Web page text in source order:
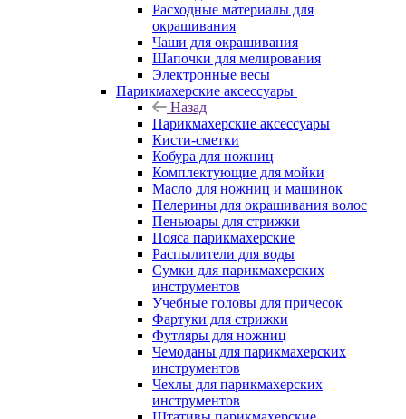
Расходные материалы для
окрашивания
Чаши для окрашивания
Шапочки для мелирования
Электронные весы
Парикмахерские аксессуары
Назад
Парикмахерские аксессуары
Кисти-сметки
Кобура для ножниц
Комплектующие для мойки
Масло для ножниц и машинок
Пелерины для окрашивания волос
Пеньюары для стрижки
Пояса парикмахерские
Распылители для воды
Сумки для парикмахерских
инструментов
Учебные головы для причесок
Фартуки для стрижки
Футляры для ножниц
Чемоданы для парикмахерских
инструментов
Чехлы для парикмахерских
инструментов